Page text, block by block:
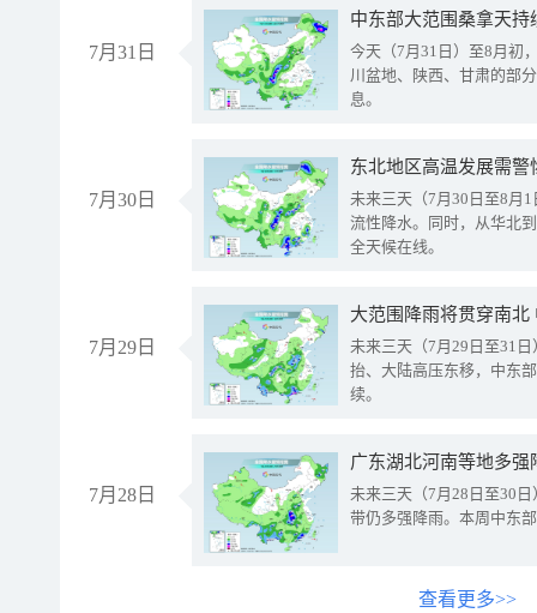
7月31日
中东部大范围桑拿天
今天（7月31日）至8月初
川盆地、陕西、甘肃的部
息。
7月30日
东北地区高温发展需
未来三天（7月30日至8月
流性降水。同时，从华北
全天候在线。
7月29日
大范围降雨将贯穿南
未来三天（7月29日至31
抬、大陆高压东移，中东
续。
7月28日
广东湖北河南等地多
未来三天（7月28日至30
带仍多强降雨。本周中东
查看更多>>